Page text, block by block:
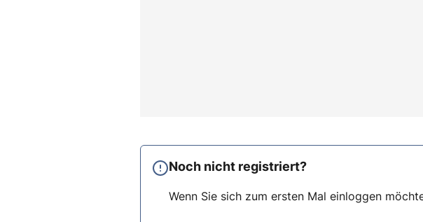
Noch nicht registriert?
Wenn Sie sich zum ersten Mal einloggen